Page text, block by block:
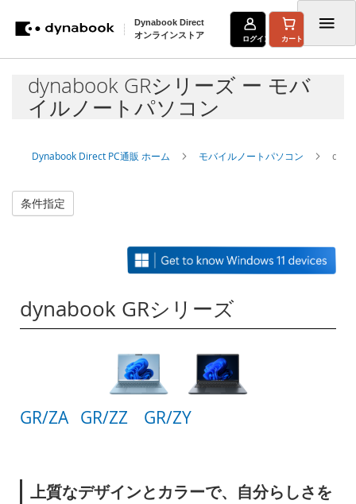
Dynabook Direct
オンラインストア
に
ログイン カート
dynabook GRシリーズ ー モバ
イルノートパソコン
Dynabook Direct PC通販 ホーム モバイルノートパソコン
dynabook GRシリーズ
GR/ZA GR/ZZ GR/ZY
上質なデザインとカラーで、自分らしさを
条件指定